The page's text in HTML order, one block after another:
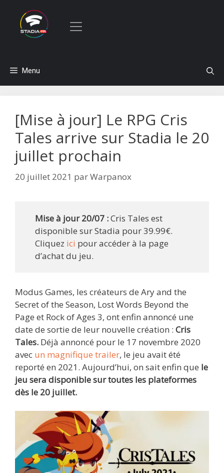
contenu
Menu
[Mise à jour] Le RPG Cris
Tales arrive sur Stadia le 20
juillet prochain
20 juillet 2021 parWarpanox
Mise à jour 20/07 :Cris Tales est
disponible sur Stadia pour 39.99€.
Cliquez ici pour accéder à la page
d’achat du jeu.
Modus Games, les créateurs de Ary and the
Secret of the Season, Lost Words Beyond the
Page et Rock of Ages 3, ont enfin annoncé une
date de sortie de leur nouvelle création : Cris
Tales. Déjà annoncé pour le 17 novembre 2020
avec un magnifique trailer, le jeu avait été
reporté en 2021. Aujourd’hui, on sait enfin que le
jeu sera disponible sur toutes les plateformes
dès le 20 juillet.